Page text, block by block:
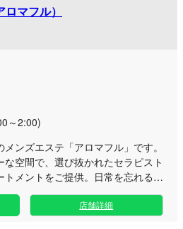
の際、移動のプロの手による極上
届けいたします。 男性だけでな
も大歓迎です。日常の喧騒を忘れ、
りお待ちしております。
マフル）
～2:00)
ンズエステ「アロマフル」です。
空間で、選び抜かれたセラピスト
メントをご提供。日常を忘れる贅
けいたします。 アクセスに便利な
森ルーム」は、お仕事帰りや出張の
地が魅力です。深夜3時まで営業
店舗詳細